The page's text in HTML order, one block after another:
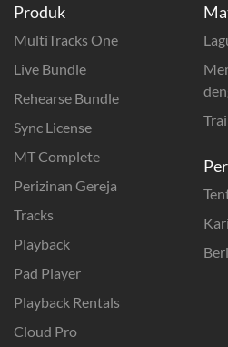
Produk
MultiTracks One
Live Bundle
Rehearse Bundle
Sync License
MT Complete
Perizinan Gereja
Tracks
Playback
Pad Player
Playback Rentals
Cloud Pro